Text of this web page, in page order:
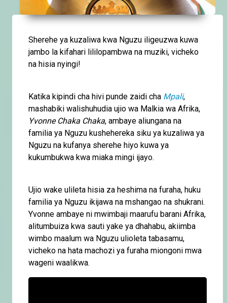
Sherehe ya kuzaliwa kwa Nguzu iligeuzwa kuwa
jambo la kifahari lililopambwa na muziki, vicheko
na hisia nyingi!
Katika kipindi cha hivi punde zaidi cha Mpali,
mashabiki walishuhudia ujio wa Malkia wa Afrika,
Yvonne Chaka Chaka, ambaye aliungana na
familia ya Nguzu kushehereka siku ya kuzaliwa ya
Nguzu na kufanya sherehe hiyo kuwa ya
kukumbukwa kwa miaka mingi ijayo.
Ujio wake ulileta hisia za heshima na furaha, huku
familia ya Nguzu ikijawa na mshangao na shukrani.
Yvonne ambaye ni mwimbaji maarufu barani Afrika,
alitumbuiza kwa sauti yake ya dhahabu, akiimba
wimbo maalum wa Nguzu ulioleta tabasamu,
vicheko na hata machozi ya furaha miongoni mwa
wageni waalikwa.